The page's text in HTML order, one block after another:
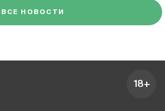
ВСЕ НОВОСТИ
18+